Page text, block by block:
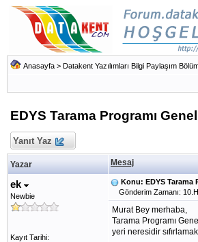
Anasayfa > Datakent Yazılımları Bilgi Paylaşım
EDYS Tarama Programı
Yanıt Yaz
Yazar Mesaj
ek
Newbie
Kayıt Tarihi:
Konu: EDYS Tarama
Gönderim Zamanı:
Murat Bey merhaba,
Tarama Programı
yeri neresidir